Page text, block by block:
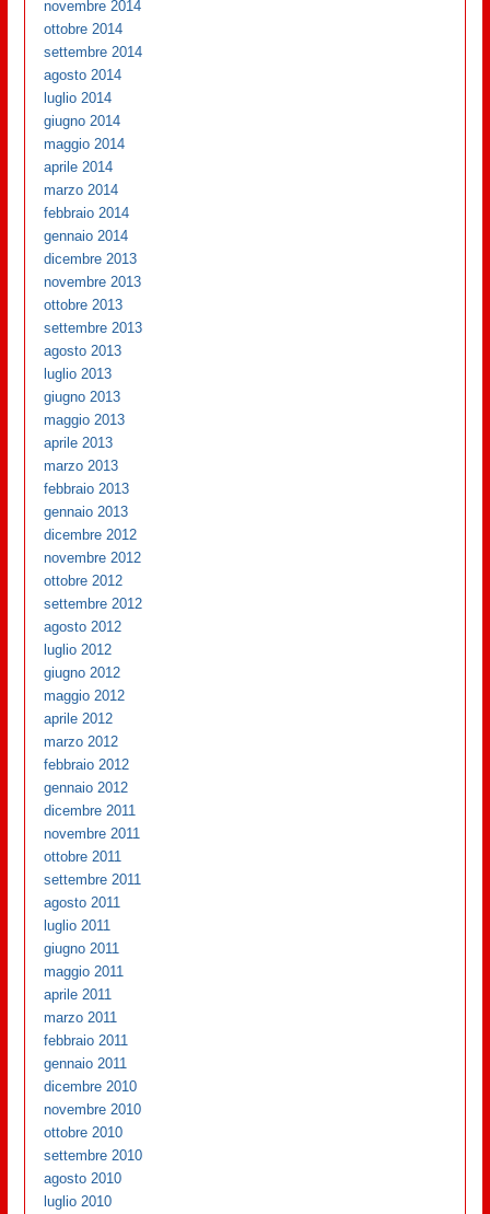
novembre 2014
ottobre 2014
settembre 2014
agosto 2014
luglio 2014
giugno 2014
maggio 2014
aprile 2014
marzo 2014
febbraio 2014
gennaio 2014
dicembre 2013
novembre 2013
ottobre 2013
settembre 2013
agosto 2013
luglio 2013
giugno 2013
maggio 2013
aprile 2013
marzo 2013
febbraio 2013
gennaio 2013
dicembre 2012
novembre 2012
ottobre 2012
settembre 2012
agosto 2012
luglio 2012
giugno 2012
maggio 2012
aprile 2012
marzo 2012
febbraio 2012
gennaio 2012
dicembre 2011
novembre 2011
ottobre 2011
settembre 2011
agosto 2011
luglio 2011
giugno 2011
maggio 2011
aprile 2011
marzo 2011
febbraio 2011
gennaio 2011
dicembre 2010
novembre 2010
ottobre 2010
settembre 2010
agosto 2010
luglio 2010